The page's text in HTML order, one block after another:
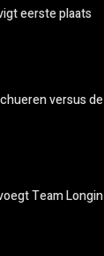
eerste plaats
versus de
Team Longin